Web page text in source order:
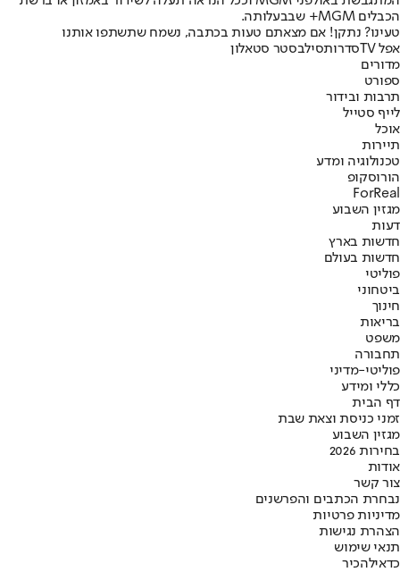
הכבלים MGM+ שבבעלותה.
טעינו? נתקן! אם מצאתם טעות בכתבה, נשמח שתשתפו אותנו
אפל TV
סדרותסילבסטר סטאלון
מדורים
ספורט
תרבות ובידור
לייף סטייל
אוכל
תיירות
טכנולוגיה ומדע
הורוסקופ
ForReal
מגזין השבוע
דעות
חדשות בארץ
חדשות בעולם
פוליטי
ביטחוני
חינוך
בריאות
משפט
תחבורה
פוליטי-מדיני
כללי ומידע
דף הבית
זמני כניסת וצאת שבת
מגזין השבוע
בחירות 2026
אודות
צור קשר
נבחרת הכתבים והפרשנים
מדיניות פרטיות
הצהרת נגישות
תנאי שימוש
כדאילהכיר